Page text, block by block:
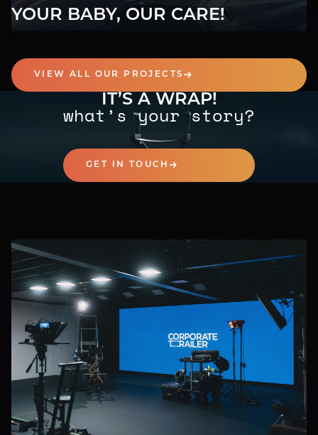
YOUR BABY, OUR CARE!
VIEW ALL OUR PROJECTS
IT’S A WRAP!
what’s your story?
GET IN TOUCH